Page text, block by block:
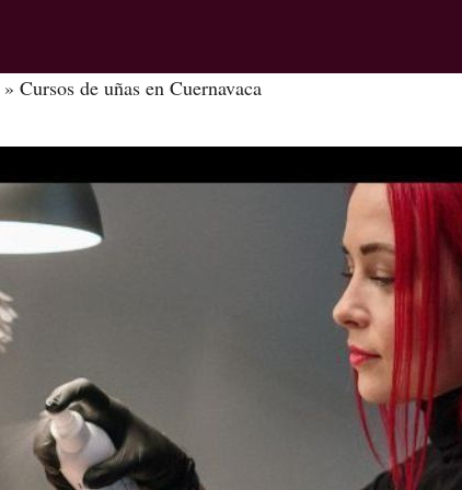
» Cursos de uñas en Cuernavaca